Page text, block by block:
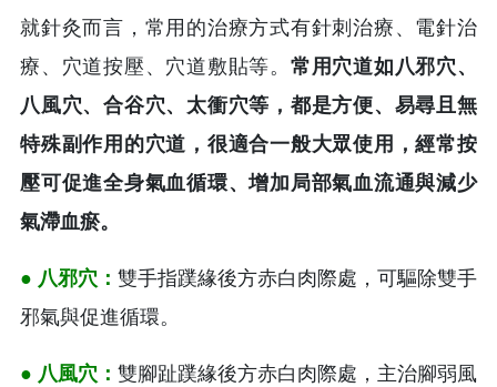
就針灸而言，常用的治療方式有針刺治療、電針治
療、穴道按壓、穴道敷貼等。 常用穴道如八邪穴、
八風穴、合谷穴、太衝穴等，都是方便、易尋且無
特殊副作用的穴道，很適合一般大眾使用，經常按
壓可促進全身氣血循環、增加局部氣血流通與減少
氣滯血瘀。
● 八邪穴： 雙手指蹼緣後方赤白肉際處，可驅除雙手
邪氣與促進循環。
● 八風穴： 雙腳趾蹼緣後方赤白肉際處，主治腳弱風